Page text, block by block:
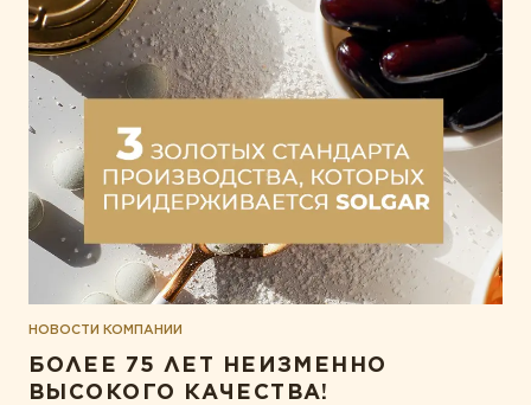
НОВОСТИ КОМПАНИИ
БОЛЕЕ 75 ЛЕТ НЕИЗМЕННО
ВЫСОКОГО КАЧЕСТВА!